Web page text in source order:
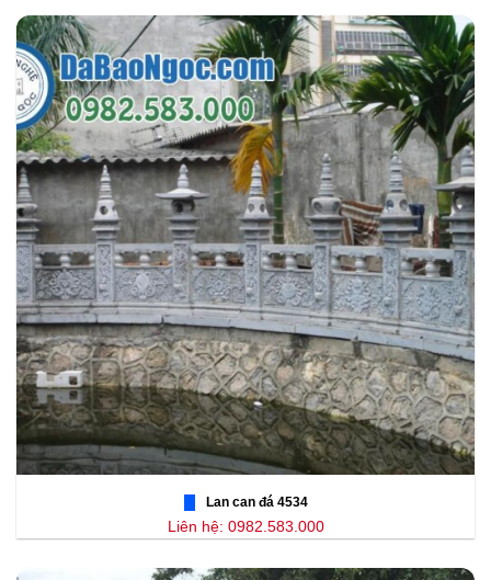
Lan can đá 4534
Liên hệ: 0982.583.000